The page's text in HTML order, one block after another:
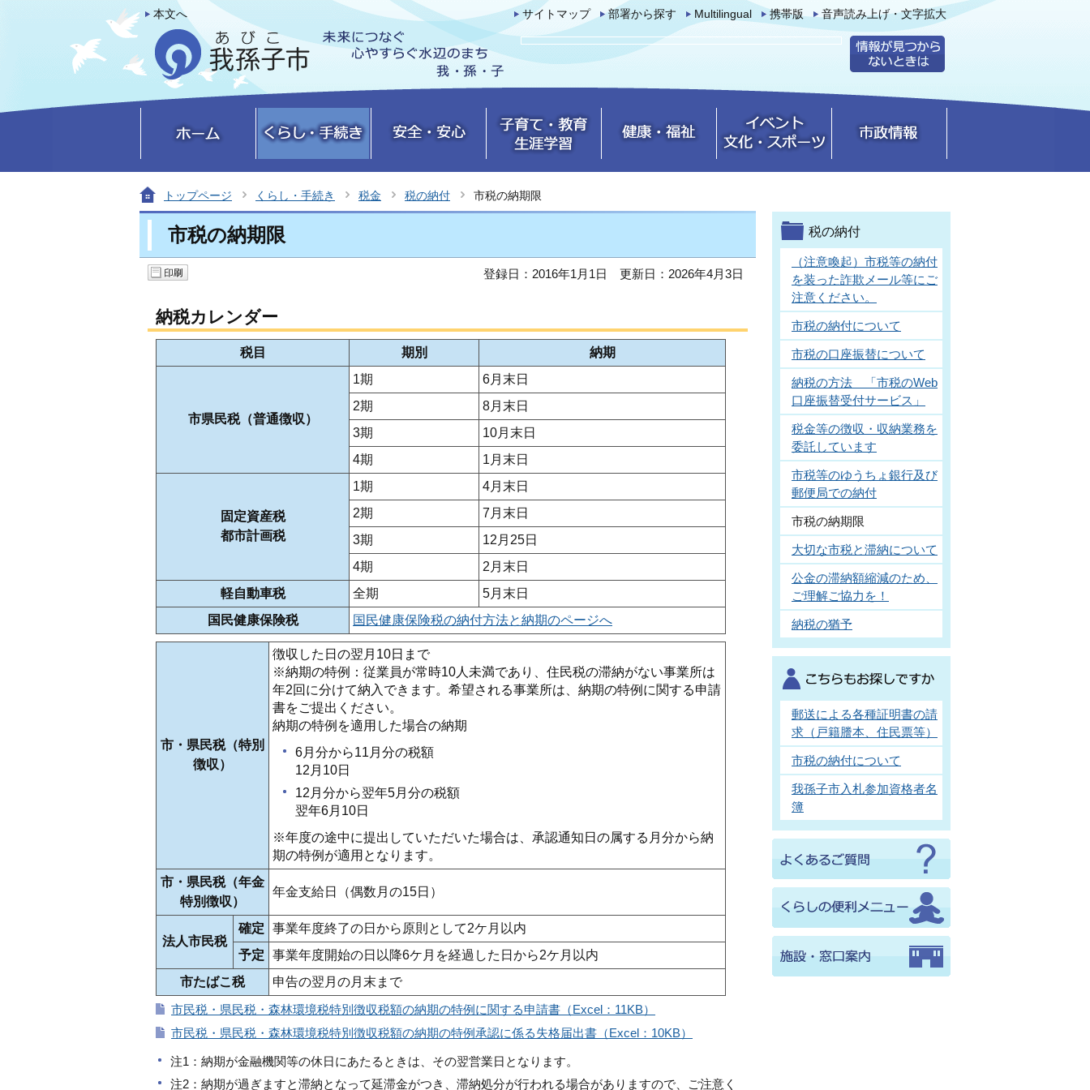
本文へ サイトマップ 部署から探す Multilingual 携帯版 音声読み上げ・文字拡大
トップページ くらし・手続き 税金 税の納付 市税の納期限
市税の納期限
登録日：2016年1月1日 更新日：2026年4月3日
納税カレンダー
税目 期別 納期
市県民税（普通徴収）
1期
6月末日
2期
8月末日
3期
10月末日
4期
1月末日
固定資産税
都市計画税
1期
4月末日
2期
7月末日
3期
12月25日
4期
2月末日
軽自動車税
全期
5月末日
国民健康保険税
国民健康保険税の納付方法と納期のページへ
市・県民税（特別
徴収）
徴収した日の翌月10日まで
※納期の特例：従業員が常時10人未満であり、住民税の滞納がない事業所は
年2回に分けて納入できます。希望される事業所は、納期の特例に関する申請
書をご提出ください。
納期の特例を適用した場合の納期
6月分から11月分の税額
12月10日
12月分から翌年5月分の税額
翌年6月10日
※年度の途中に提出していただいた場合は、承認通知日の属する月分から納
期の特例が適用となります。
市・県民税（年金
特別徴収）
年金支給日（偶数月の15日）
法人市民税
確定
事業年度終了の日から原則として2ケ月以内
予定
事業年度開始の日以降6ケ月を経過した日から2ケ月以内
市たばこ税
申告の翌月の月末まで
市民税・県民税・森林環境税特別徴収税額の納期の特例に関する申請書（Excel：11KB）
市民税・県民税・森林環境税特別徴収税額の納期の特例承認に係る失格届出書（Excel：10KB）
注1：納期が金融機関等の休日にあたるときは、その翌営業日となります。
注2：納期が過ぎますと滞納となって延滞金がつき、滞納処分が行われる場合がありますので、ご注意く
税の納付
（注意喚起）市税等の納付
を装った詐欺メール等にご
注意ください。
市税の納付について
市税の口座振替について
納税の方法 「市税のWeb
口座振替受付サービス」
税金等の徴収・収納業務を
委託しています
市税等のゆうちょ銀行及び
郵便局での納付
市税の納期限
大切な市税と滞納について
公金の滞納額縮減のため、
ご理解ご協力を！
納税の猶予
郵送による各種証明書の請
求（戸籍謄本、住民票等）
市税の納付について
我孫子市入札参加資格者名
簿